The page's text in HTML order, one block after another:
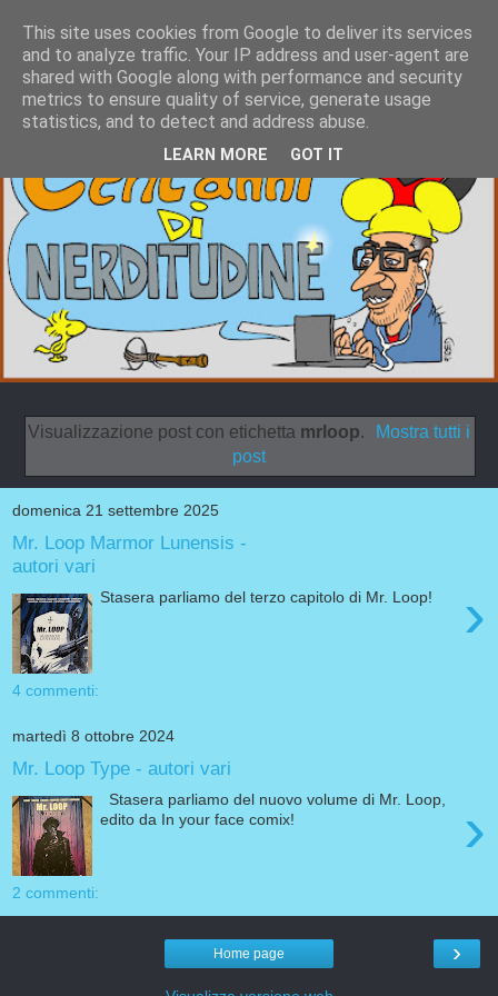
Visualizzazione post con etichetta mrloop.
Mostra tutti i
post
domenica 21 settembre 2025
Mr. Loop Marmor Lunensis -
autori vari
›
Stasera parliamo del terzo capitolo di Mr. Loop!
4 commenti:
martedì 8 ottobre 2024
Mr. Loop Type - autori vari
›
Stasera parliamo del nuovo volume di Mr. Loop,
edito da In your face comix!
2 commenti:
›
Home page
This site uses cookies from Google to deliver its services
and to analyze traffic. Your IP address and user-agent are
shared with Google along with performance and security
metrics to ensure quality of service, generate usage
statistics, and to detect and address abuse.
LEARN MORE GOT IT